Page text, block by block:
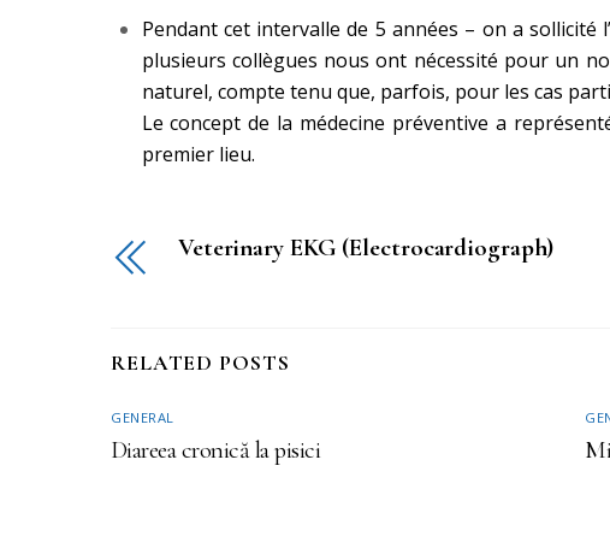
Pendant cet intervalle de 5 années – on a
plusieurs collègues nous ont nécessité pour un
naturel, compte tenu que, parfois, pour les cas
Le concept de la médecine préventive a
premier lieu.
Veterinary EKG (Electrocardiograph)
RELATED POSTS
GENERAL
Diareea cronică la pisici